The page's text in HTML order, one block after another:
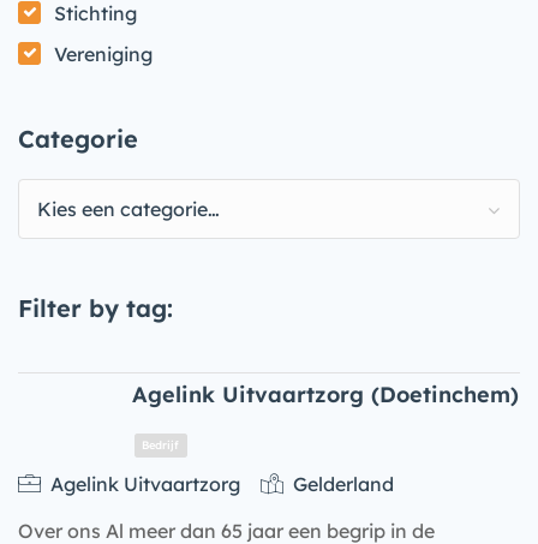
Stichting
Vereniging
Categorie
Kies een categorie…
Filter by tag:
Agelink Uitvaartzorg (Doetinchem)
Agelink Uitvaartzorg
Gelderland
Over ons Al meer dan 65 jaar een begrip in de